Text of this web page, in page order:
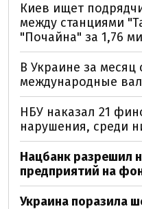
Киев ищет
между станциями
"Почайна" за 1,76
В Украине за месяц
международные
НБУ наказал 21
нарушения, среди
Нацбанк разрешил
предприятий на
Украина поразила